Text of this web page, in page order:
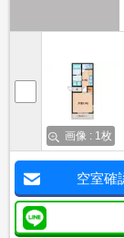
画像 : 1枚
空室確